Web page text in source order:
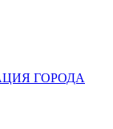
ГОРОДА